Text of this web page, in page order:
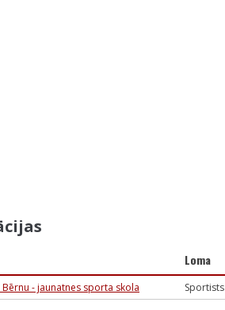
Loma
- jaunatnes sporta skola Sportists